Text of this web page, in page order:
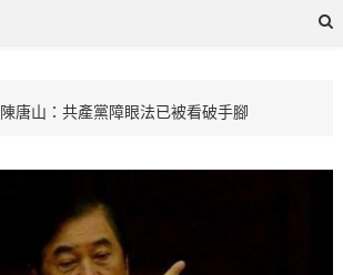
陳唐山：共產黨障眼法已被看破手腳